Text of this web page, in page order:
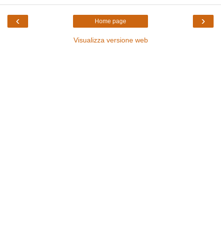
‹ ›
Home page
Visualizza versione web